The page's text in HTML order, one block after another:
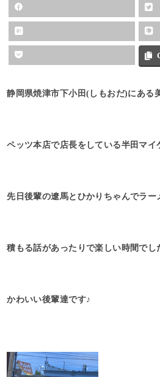
静岡県焼津市下小田(しもおだ)にある
ペッツ本店で店長をしている半田マイ
先日後輩の遼馬とひかりちゃんでラー
積もる話があったりで楽しい時間でし
かわいい後輩達です♪